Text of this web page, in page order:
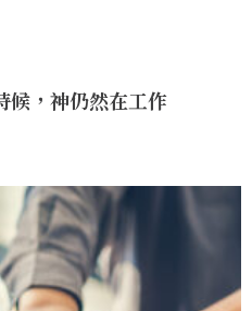
候，神仍然在工作